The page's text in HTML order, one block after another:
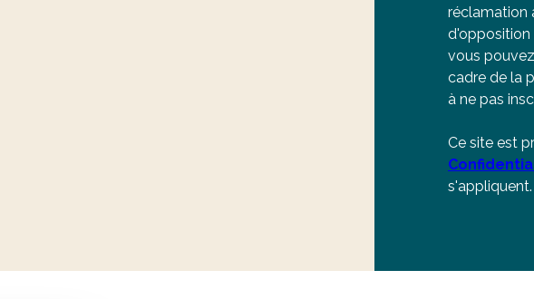
réclamation
d'opposition
vous
cadre de la
à ne pas
Ce site est
s'appliquent.